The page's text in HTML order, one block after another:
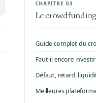
CHAPITRE 03
Le
Guide complet du
Faut-il encore
Défaut, retard,
Meilleures